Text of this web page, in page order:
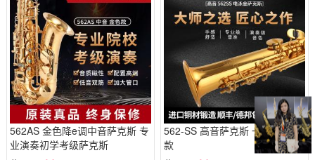
562AS 金色降e调中音萨克斯 专
业演奏初学考级萨克斯
562-SS 高音萨克斯 一体电泳金
款